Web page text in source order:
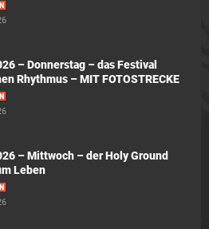
– Donnerstag – das Festival
Rhythmus – MIT FOTOSTRECKE
– Mittwoch – der Holy Ground
Leben